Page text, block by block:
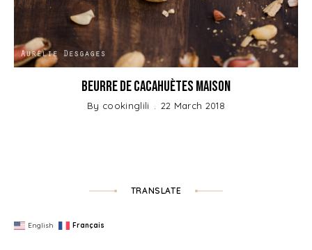
Beurre de Cacahuètes Maison
By cookinglili 22 March 2018
TRANSLATE
English Français